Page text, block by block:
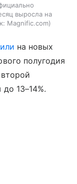
выросла на
Magnific.com
на новых
полугодия
13–14%.